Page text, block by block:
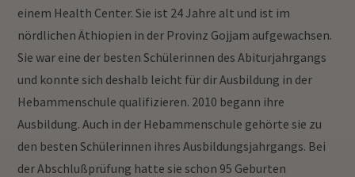
einem Health Center. Sie ist 24 Jahre alt und ist im
nördlichen Äthiopien in der Provinz Gojjam aufgewachsen.
Sie war eine der besten Schülerinnen des Abiturjahrgangs
und konnte sich deshalb leicht für dir Ausbildung in der
Hebammenschule qualifizieren. 2010 begann ihre
Ausbildung. Auch in der Hebammenschule gehörte sie zu
den besten Schülerinnen ihres Ausbildungsjahrgangs. Bei
der Abschlußprüfung hatte sie schon 95 Geburten